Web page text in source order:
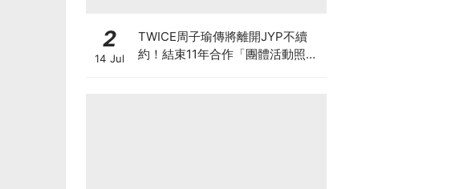
2
14 Jul
TWICE周子瑜傳將離開JYP不續
約！結束11年合作「團體活動照